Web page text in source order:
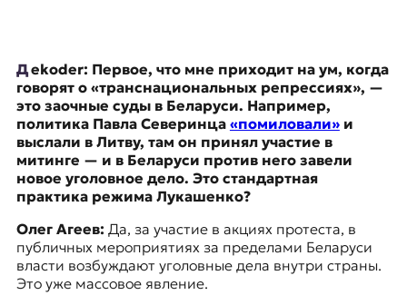
е
и
к
о
н
т
е
к
с
т
е
дekoder: Первое, что мне приходит на ум, когда
говорят о «транснациональных репрессиях», —
это заочные суды в Беларуси. Например,
политика Павла Северинца «помиловали»и
выслали в Литву, там он принял участие в
митинге — и в Беларуси против него завели
новое уголовное дело. Это стандартная
практика режима Лукашенко?
Олег Агеев: Да, за участие в акциях протеста, в
публичных мероприятиях за пределами Беларуси
власти возбуждают уголовные дела внутри страны.
Это уже массовое явление.